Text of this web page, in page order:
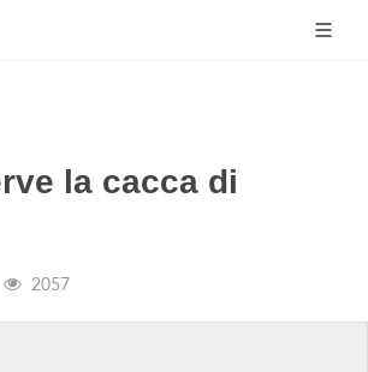
la cacca di
2057